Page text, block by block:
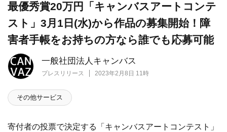
一般社団法人キャンバス
プレスリリース 2023年2月8日 11時
最優秀賞20万円「キャンバスアートコンテ
スト」3月1日(水)から作品の募集開始！障
害者手帳をお持ちの方なら誰でも応募可能
その他サービス
寄付者の投票で決定する「キャンバスアートコンテスト」